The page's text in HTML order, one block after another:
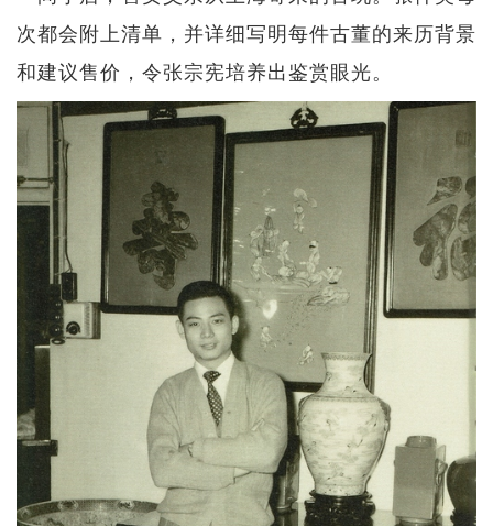
次都会附上清单，并详细写明每件古董的来历背景
和建议售价，令张宗宪培养出鉴赏眼光。